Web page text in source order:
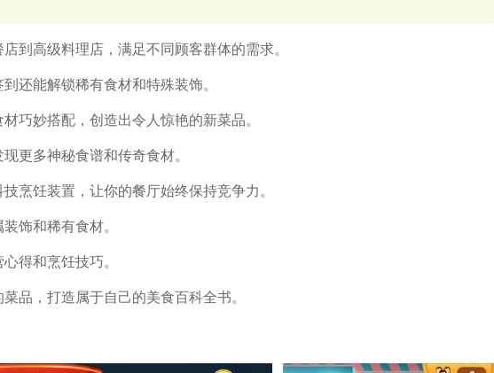
到高级料理店，满足不同顾客群体的需求。
还能解锁稀有食材和特殊装饰。
巧妙搭配，创造出令人惊艳的新菜品。
更多神秘食谱和传奇食材。
烹饪装置，让你的餐厅始终保持竞争力。
饰和稀有食材。
得和烹饪技巧。
品，打造属于自己的美食百科全书。